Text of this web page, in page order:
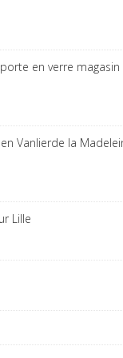
en verre magasin
Vanlierde la
Lille